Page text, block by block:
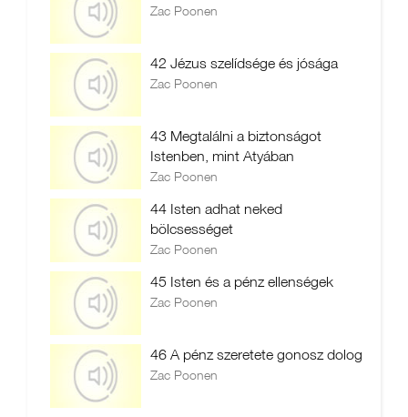
Zac Poonen
42 Jézus szelídsége és jósága
Zac Poonen
43 Megtalálni a biztonságot
Istenben, mint Atyában
Zac Poonen
44 Isten adhat neked
bölcsességet
Zac Poonen
45 Isten és a pénz ellenségek
Zac Poonen
46 A pénz szeretete gonosz dolog
Zac Poonen